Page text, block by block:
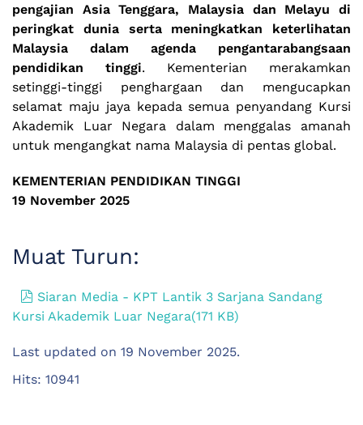
pengajian Asia Tenggara, Malaysia dan Melayu di
peringkat dunia serta meningkatkan keterlihatan
Malaysia dalam agenda pengantarabangsaan
pendidikan tinggi. Kementerian merakamkan
setinggi-tinggi penghargaan dan mengucapkan
selamat maju jaya kepada semua penyandang Kursi
Akademik Luar Negara dalam menggalas amanah
untuk mengangkat nama Malaysia di pentas global.
KEMENTERIAN PENDIDIKAN TINGGI
19 November 2025
Muat Turun:
pdf
Siaran Media - KPT Lantik 3 Sarjana Sandang
Kursi Akademik Luar Negara(171 KB)
Last updated on 19 November 2025.
Hits: 10941